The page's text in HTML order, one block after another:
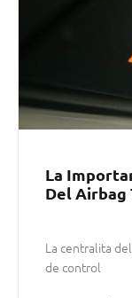
La
Del Airbag
La centralita
de control